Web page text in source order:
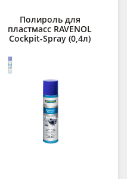
Полироль для
пластмасс RAVENOL
Cockpit-Spray (0,4л)